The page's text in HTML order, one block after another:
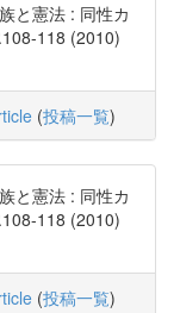
と憲法 : 同性カ
118 (2010)
(投稿一覧)
と憲法 : 同性カ
118 (2010)
(投稿一覧)